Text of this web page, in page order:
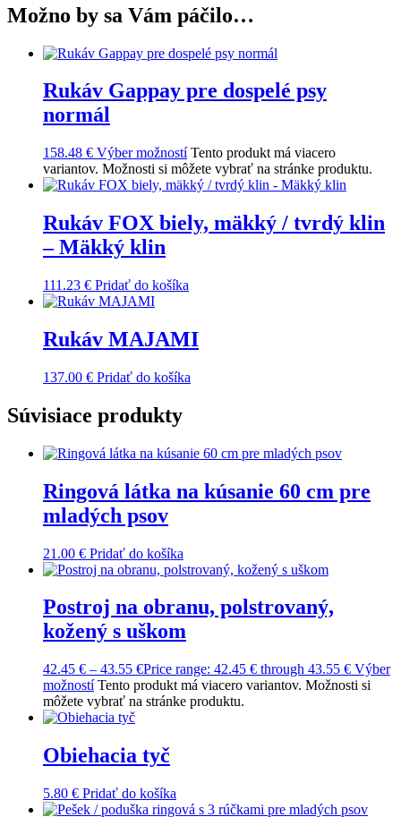
Možno by sa Vám páčilo…
Rukáv Gappay pre dospelé psy
normál
158.48 € Výber možností Tento produkt má viacero
variantov. Možnosti si môžete vybrať na stránke produktu.
Rukáv FOX biely, mäkký / tvrdý klin
– Mäkký klin
111.23 € Pridať do košíka
Rukáv MAJAMI
137.00 € Pridať do košíka
Súvisiace produkty
Ringová látka na kúsanie 60 cm pre
mladých psov
21.00 € Pridať do košíka
Postroj na obranu, polstrovaný,
kožený s uškom
42.45 € – 43.55 €Price range: 42.45 € through 43.55 € Výber
možností Tento produkt má viacero variantov. Možnosti si
môžete vybrať na stránke produktu.
Obiehacia tyč
5.80 € Pridať do košíka